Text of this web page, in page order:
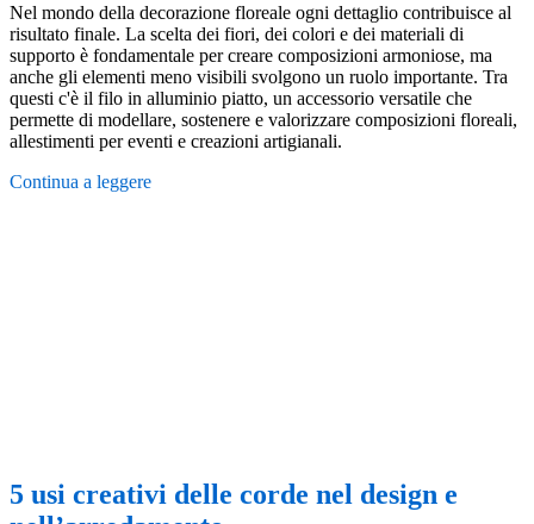
Nel mondo della decorazione floreale ogni dettaglio contribuisce al
risultato finale. La scelta dei fiori, dei colori e dei materiali di
supporto è fondamentale per creare composizioni armoniose, ma
anche gli elementi meno visibili svolgono un ruolo importante. Tra
questi c'è il filo in alluminio piatto, un accessorio versatile che
permette di modellare, sostenere e valorizzare composizioni floreali,
allestimenti per eventi e creazioni artigianali.
Continua a leggere
5 usi creativi delle corde nel design e